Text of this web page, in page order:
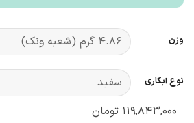
وزن
نوع آبکاری
۱۱۹,۸۴۳,۰۰۰ تومان